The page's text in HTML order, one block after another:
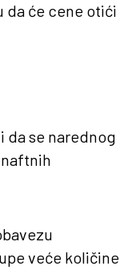
da će cene otići
da se narednog
naftnih
veće količine